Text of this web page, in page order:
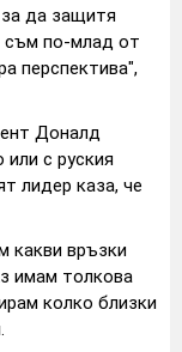
да защитя
съм по-млад от
перспектива",
Доналд
с руския
лидер каза, че
какви връзки
имам толкова
колко близки